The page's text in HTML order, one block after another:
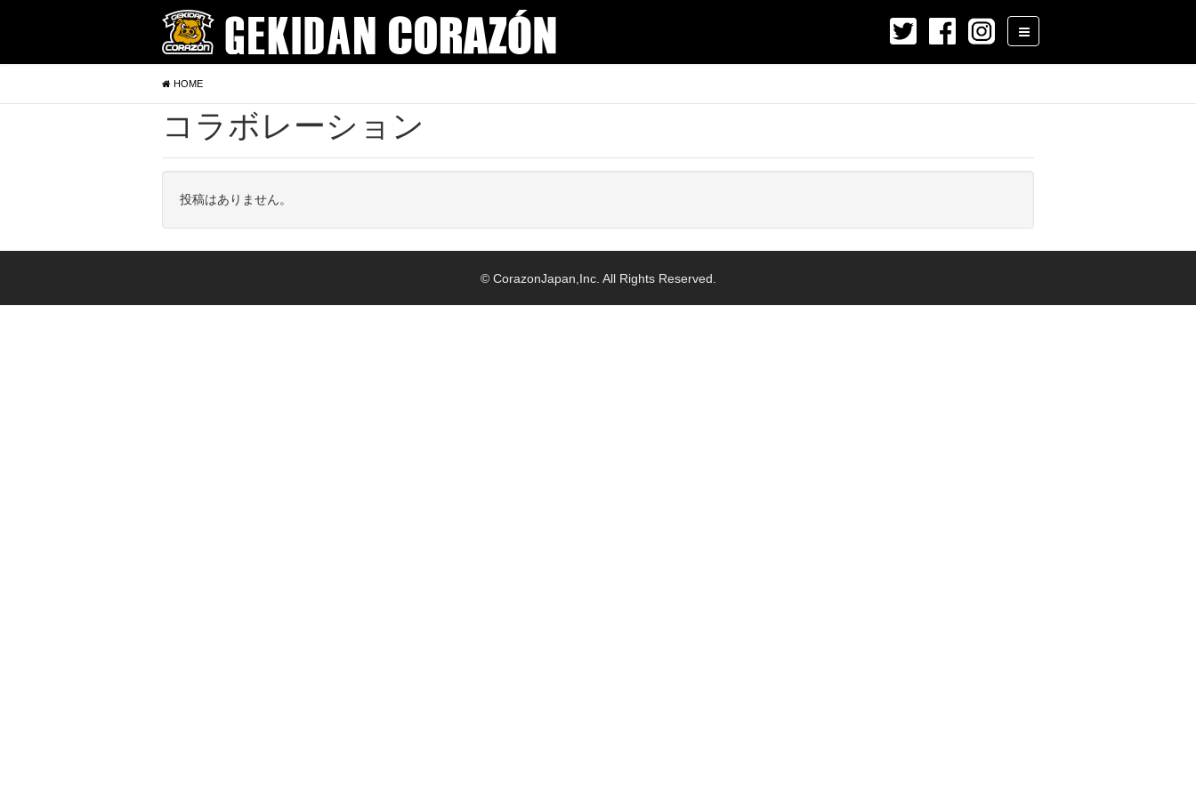
HOME
コラボレーション
投稿はありません。
© CorazonJapan,Inc. All Rights Reserved.